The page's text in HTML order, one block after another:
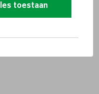
toestaan